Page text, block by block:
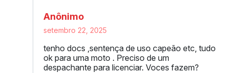
Anônimo
setembro 22, 2025
tenho docs ,sentença de uso capeão etc, tudo
ok para uma moto . Preciso de um
despachante para licenciar. Voces fazem?